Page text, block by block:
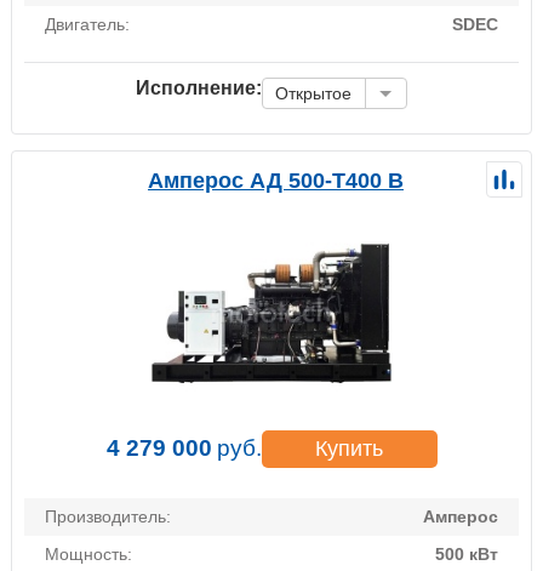
Двигатель:
SDEC
Исполнение: Открытое
Амперос АД 500-Т400 B
4 279 000 руб. Купить
Производитель:
Амперос
Мощность:
500 кВт